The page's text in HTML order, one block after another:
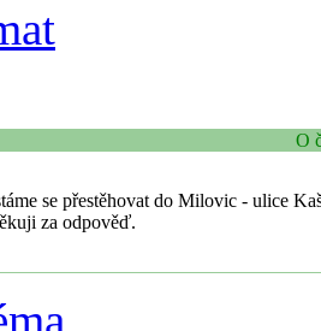
O
se přestěhovat do Milovic - ulice
za odpověď.